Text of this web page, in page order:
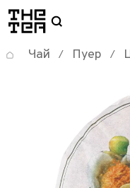
логотип
Чай / Пуер /